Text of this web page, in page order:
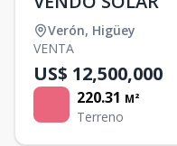
Verón, Higüey
VENTA
US$ 12,500,000
220.31 M²
Terreno